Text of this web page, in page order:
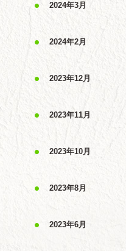
2024年3月
2024年2月
2023年12月
2023年11月
2023年10月
2023年8月
2023年6月